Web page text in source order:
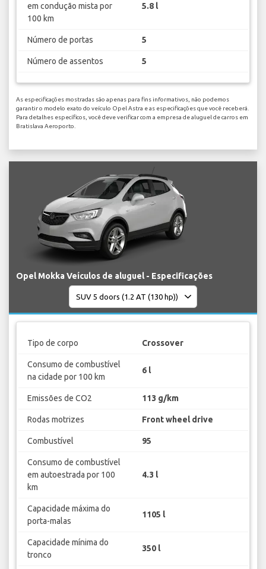
em condução mista por
100 km
5.8 l
Número de portas 5
Número de assentos 5
As especificações mostradas são apenas para fins informativos, não podemos
garantir o modelo exato do veículo Opel Astra e as especificações que você receberá.
Para detalhes específicos, você deve verificar com a empresa de aluguel de carros em
Bratislava Aeroporto.
Opel Mokka Veículos de aluguel - Especificações
Tipo de corpo Crossover
Consumo de combustível
na cidade por 100 km
6 l
Emissões de CO2 113 g/km
Rodas motrizes Front wheel drive
Combustível 95
Consumo de combustível
em autoestrada por 100
km
4.3 l
Capacidade máxima do
porta-malas
1105 l
Capacidade mínima do
tronco
350 l